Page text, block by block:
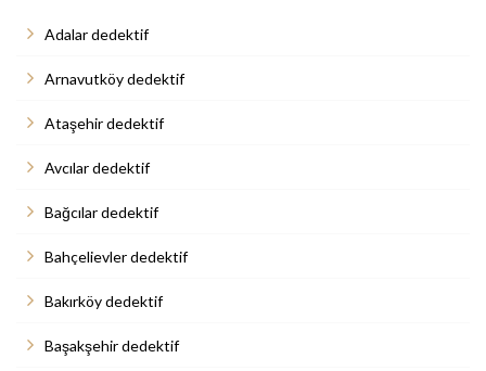
Adalar dedektif
Arnavutköy dedektif
Ataşehir dedektif
Avcılar dedektif
Bağcılar dedektif
Bahçelievler dedektif
Bakırköy dedektif
Başakşehir dedektif